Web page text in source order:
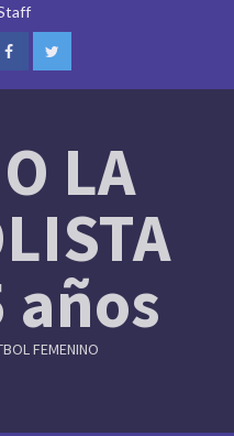
FacebookTwitter
LA
FEMENINO